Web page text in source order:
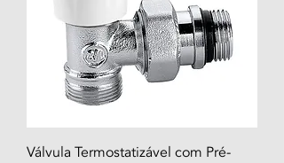
Válvula Termostatizável com Pré-